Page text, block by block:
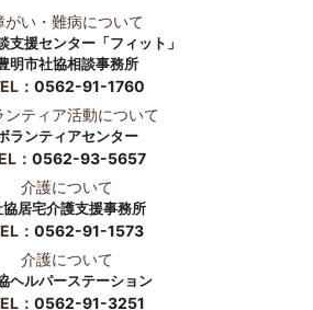
がい・難病について
支援センター「フィット」
明市社協相談事務所
： 0562-91-1760
ンティア活動について
ランティアセンター
： 0562-93-5657
介護について
協居宅介護支援事務所
： 0562-91-1573
介護について
ヘルパーステーション
： 0562-91-3251